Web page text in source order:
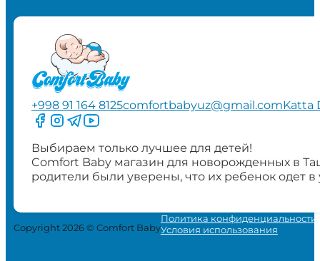
+998 91 164 8125comfortbabyuz@gmail.comKatta
Следите за нами на Facebook
Следите за нами в Instagram
Следите за нами в Telegram
Следите за нами в YouTube
Выбираем только лучшее для детей!
Comfort Baby магазин для новорожденных в
родители были уверены, что их ребенок одет
Copyright 2026 © Comfort Baby
Политика конфиденциальности
Условия использования